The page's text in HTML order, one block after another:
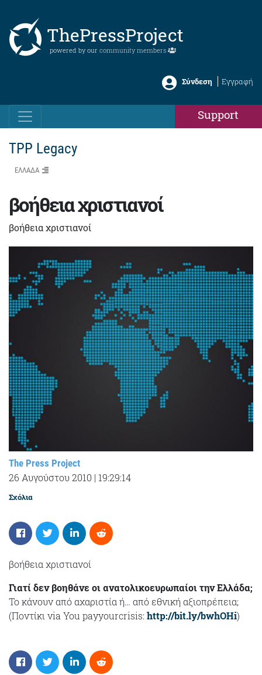
ThePressProject
powered by our community members
Σύνδεση Εγγραφή
Support
TPP Legacy
ΕΛΛΑΔΑ
βοήθεια χριστιανοί
βοήθεια χριστιανοί
The Press Project
26 Αυγούστου 2010 | 19:29:14
Σχόλια
βοήθεια χριστιανοί
Γιατί δεν βοηθάνε οι ανατολικοευρωπαίοι την Ελλάδα;
Το κάνουν από αχαριστία ή… από εθνική αξιοπρέπεια;
(Ποντίκι via You payyourcrisis: http://bit.ly/bwhOHi)